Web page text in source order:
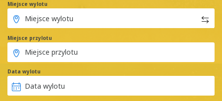
Miejsce wylotu
Miejsce przylotu
Data wylotu